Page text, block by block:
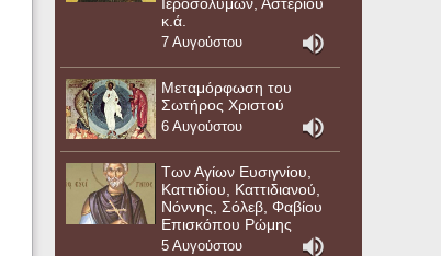
κ.ά.
7 Αυγούστου
Μεταμόρφωση του
Σωτήρος Χριστού
6 Αυγούστου
Των Αγίων Ευσιγνίου,
Καττιδίου, Καττιδιανού,
Νόννης, Σόλεβ, Φαβίου
Επισκόπου Ρώμης
5 Αυγούστου